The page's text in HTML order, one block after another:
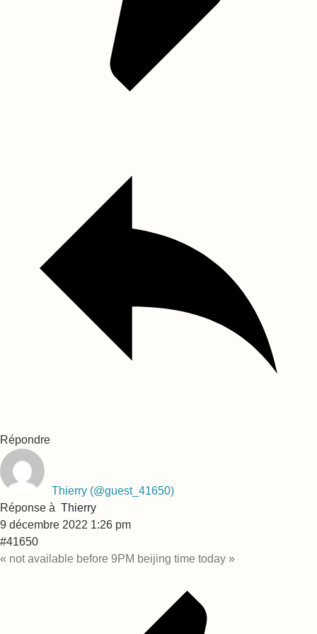
Répondre
Thierry (@guest_41650)
Réponse à Thierry
9 décembre 2022 1:26 pm
#41650
« not available before 9PM beijing time today »